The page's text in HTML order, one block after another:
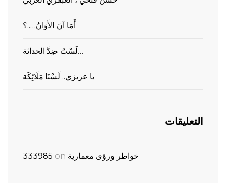
أَمَا آنَ الأَوَانُ…..؟
لَسْتُ ضِدَّ الحداثة…
يا عزيزي.. لَسْنَا مَلَائِكَة
التعليقات
333985 on خواطر ورؤى معمارية